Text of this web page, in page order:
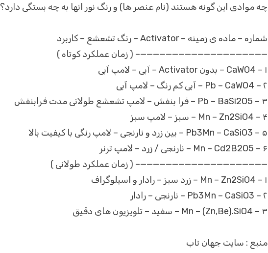
چه موادی این گونه هستند (نام عنصر ها) و رنگ نور انها به چه بستگی دارد؟
شماره – ماده ی زمینه – Activator – رنگ تشعشع – کاربرد
————————————————————– ( زمان عملکرد کوتاه )
۱ – CaWO4 – بدون Activator – آبی – لامپ آبی
۲ – Pb – CaWO4 – آبی کم رنگ – لامپ آبی
۳ – Pb – BaSi2O5 – فرا بنفش – لامپ تشعشع طولانی مدت فرابنفش
۴ – Mn – Zn2SiO4 – سبز – لامپ سبز
۵ – Pb3Mn – CaSiO3 – بین زرد و نارنجی – لامپ رنگی با کیفیت بالا
۶ – Mn – Cd2B2O5 – نارنجی / زرد – لامپ ترنر
————————————————————– ( زمان عملکرد طولانی )
۱ – Mn – Zn2SiO4 – زرد سبز – رادار و اسیلوگراف
۲ – Pb3Mn – CaSiO3 – نارنجی – رادار
۳ – Mn – (Zn,Be).SiO4 – سفید – تلویزیون های دقیق
منبع : سایت جهان تاب